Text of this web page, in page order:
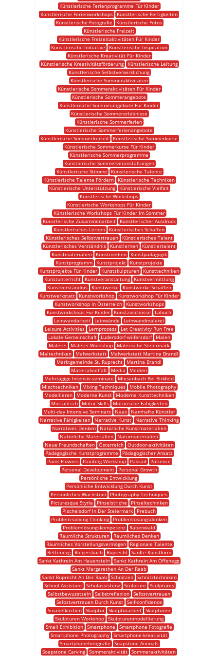
Künstlerische Ferienprogramme Für Kinder
Künstlerische Ferienworkshops
Künstlerische Fertigkeiten
Künstlerische Fotografie
Künstlerische Fotos
Künstlerische Freizeit
Künstlerische Freizeitaktivitäten Für Kinder
Künstlerische Initiative
Künstlerische Inspiration
Künstlerische Kreativität Für Kinder
Künstlerische Kreativitätsförderung
Künstlerische Leitung
Künstlerische Selbstverwirklichung
Künstlerische Sommeraktivitäten
Künstlerische Sommeraktivitäten Für Kinder
Künstlerische Sommerangebote
Künstlerische Sommerangebote Für Kinder
Künstlerische Sommererlebnisse
Künstlerische Sommerferien
Künstlerische Sommerferienangebote
Künstlerische Sommerfreizeit
Künstlerische Sommerkurse
Künstlerische Sommerkurse Für Kinder
Künstlerische Sommerprogramme
Künstlerische Sommerveranstaltungen
Künstlerische Stimme
Künstlerische Talente
Künstlerische Talente Fördern
Künstlerische Techniken
Künstlerische Unterstützung
Künstlerische Vielfalt
Künstlerische Workshops
Künstlerische Workshops Für Kinder
Künstlerische Workshops Für Kinder Im Sommer
Künstlerische Zusammenarbeit
Künstlerischer Ausdruck
Künstlerisches Lernen
Künstlerisches Schaffen
Künstlerisches Selbstvertrauen
Künstlerisches Talent
Künstlerisches Verständnis
Kunstlernen
Künstlertalent
Kunstmaterialien
Kunstmedien
Kunstpädagogik
Kunstprogramm
Kunstprojekt
Kunstprojekte
Kunstprojekte Für Kinder
Kunstskulpturen
Kunsttechniken
Kunstunterricht
Kunstveranstaltung
Kunstvermittlung
Kunstverständnis
Kunstwerke
Kunstwerke Schaffen
Kunstwerkstatt
Kunstworkshop
Kunstworkshop Für Kinder
Kunstworkshop In Österreich
Kunstworkshops
Kunstworkshops Für Kinder
Kunstzuschüsse
Labuch
Leinwandarbeit
Leinwände
Leinwandmalerei
Leisure Activities
Lernprozess
Let Creativity Run Free
Lokale Gemeinschaft
Ludersdorf-wilfersdorf
Malen
Malerei
Malerei Workshop
Malerische Steiermark
Maltechniken
Malwerkstatt
Malwerkstatt Martina Brandl
Marktgemeinde St. Ruprecht
Martina Brandl
Materialvielfalt
Media
Medien
Mehrtägige Intensiv-seminare
Miesenbach Bei Birkfeld
Mischtechniken
Mixing Techniques
Mobile Photography
Modellieren
Moderne Kunst
Moderne Kunsttechniken
Mortantsch
Motor Skills
Motorische Fähigkeiten
Multi-day Intensive Seminars
Naas
Namhafte Künstler
Narrative Fähigkeiten
Narrative Kunst
Narrative Thinking
Narratives Denken
Natürliche Kunstmaterialien
Natürliche Materialien
Naturmaterialien
Neue Freundschaften
Österreich
Outdoor-aktivitäten
Pädagogische Kunstprogramme
Pädagogischer Ansatz
Paint Flowers
Painting Workshop Passail
Patience
Personal Development
Personal Growth
Persönliche Entwicklung
Persönliche Entwicklung Durch Kunst
Persönliches Wachstum
Photography Techniques
Picturesque Styria
Pinselstriche
Pinseltechniken
Pischelsdorf In Der Steiermark
Prebuch
Problem-solving Thinking
Problemlösungsdenken
Problemlösungskompetenz
Rabenwald
Räumliche Strukturen
Räumliches Denken
Räumliches Vorstellungsvermögen
Regionale Talente
Rettenegg
Riegersbach Ruprecht
Sanfte Kunstform
Sankt Kathrein Am Hauenstein Sankt Kathrein Am Offenegg
Sankt Margarethen An Der Raab
Sankt Ruprecht An Der Raab
Schnitzen
Schnitztechniken
School Assistant
Schulassistenz Sculpture
Sculptures
Selbstbewusstsein Selbstreflexion Selbstvertrauen
Selbstvertrauen Durch Kunst
Self-confidence
Sinabelkirchen Skulptur Skulpturarbeit Skulpturen
Skulpturen Workshop
Skulpturenmodellierung
Small Exhibition Smartphone
Smartphone Fotografie
Smartphone Photography Smartphone-kreativität
Smartphonefotografie
Soapstone Animals
Soapstone Carving Sommeraktivität Sommeraktivitäten